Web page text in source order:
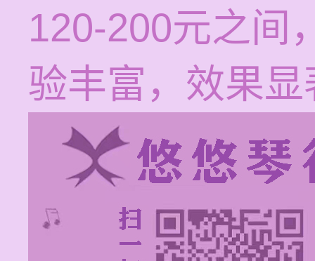
120-200元之间
验丰富，效果显